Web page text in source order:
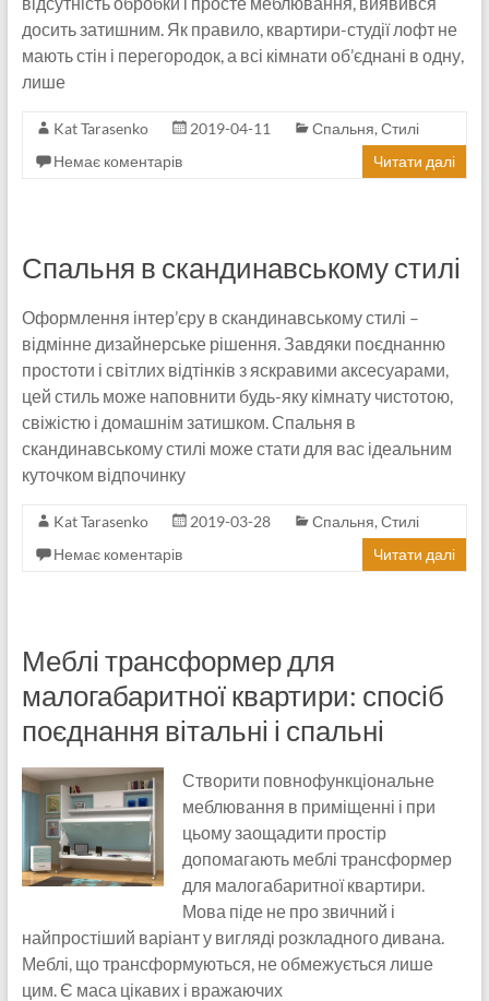
досить затишним. Як правило, квартири-студії лофт не
мають стін і перегородок, а всі кімнати об’єднані в одну,
лише
Kat Tarasenko 2019-04-11 Спальня, Стилі
Немає коментарів
Читати далі
Спальня в скандинавському стилі
Оформлення інтер’єру в скандинавському стилі –
відмінне дизайнерське рішення. Завдяки поєднанню
простоти і світлих відтінків з яскравими аксесуарами,
цей стиль може наповнити будь-яку кімнату чистотою,
свіжістю і домашнім затишком. Спальня в
скандинавському стилі може стати для вас ідеальним
куточком відпочинку
Kat Tarasenko 2019-03-28 Спальня, Стилі
Немає коментарів
Читати далі
Меблі трансформер для
малогабаритної квартири: спосіб
поєднання вітальні і спальні
Створити повнофункціональне
меблювання в приміщенні і при
цьому заощадити простір
допомагають меблі трансформер
для малогабаритної квартири.
Мова піде не про звичний і
найпростіший варіант у вигляді розкладного дивана.
Меблі, що трансформуються, не обмежується лише
цим. Є маса цікавих і вражаючих